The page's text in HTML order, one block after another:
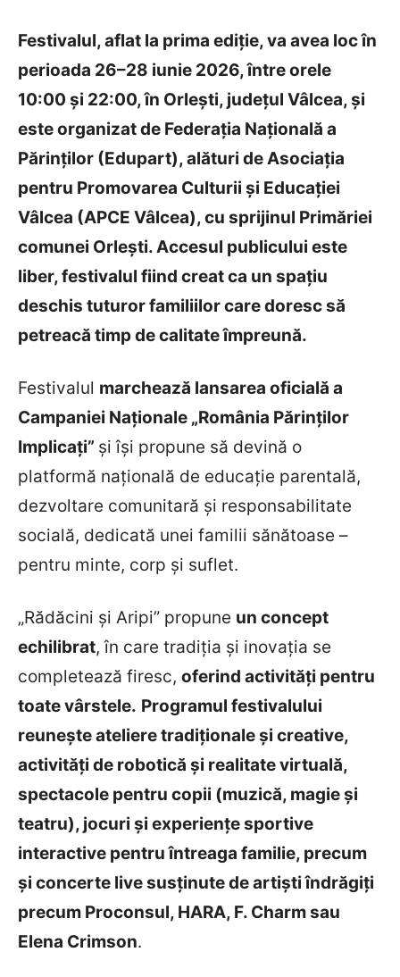
Festivalul, aflat la prima ediție, va avea loc în
perioada 26–28 iunie 2026, între orele
10:00 și 22:00, în Orlești, județul Vâlcea, și
este organizat de Federația Națională a
Părinților (Edupart), alături de Asociația
pentru Promovarea Culturii și Educației
Vâlcea (APCE Vâlcea), cu sprijinul Primăriei
comunei Orlești. Accesul publicului este
liber, festivalul fiind creat ca un spațiu
deschis tuturor familiilor care doresc să
petreacă timp de calitate împreună.
Festivalul marchează lansarea oficială a
Campaniei Naționale „România Părinților
Implicați” și își propune să devină o
platformă națională de educație parentală,
dezvoltare comunitară și responsabilitate
socială, dedicată unei familii sănătoase –
pentru minte, corp și suflet.
„Rădăcini și Aripi” propune un concept
echilibrat, în care tradiția și inovația se
completează firesc, oferind activități pentru
toate vârstele. Programul festivalului
reunește ateliere tradiționale și creative,
activități de robotică și realitate virtuală,
spectacole pentru copii (muzică, magie și
teatru), jocuri și experiențe sportive
interactive pentru întreaga familie, precum
și concerte live susținute de artiști îndrăgiți
precum Proconsul, HARA, F. Charm sau
Elena Crimson.